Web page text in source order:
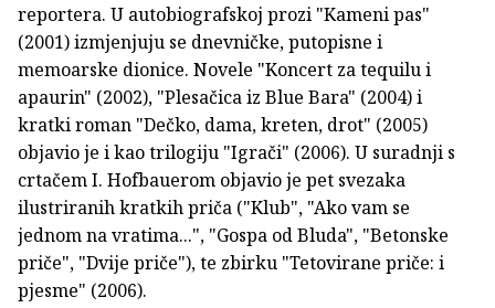
reportera. U autobiografskoj prozi "Kameni pas"
(2001) izmjenjuju se dnevničke, putopisne i
memoarske dionice. Novele "Koncert za tequilu i
apaurin" (2002), "Plesačica iz Blue Bara" (2004) i
kratki roman "Dečko, dama, kreten, drot" (2005)
objavio je i kao trilogiju "Igrači" (2006). U suradnji s
crtačem I. Hofbauerom objavio je pet svezaka
ilustriranih kratkih priča ("Klub", "Ako vam se
jednom na vratima...", "Gospa od Bluda", "Betonske
priče", "Dvije priče"), te zbirku "Tetovirane priče: i
pjesme" (2006).